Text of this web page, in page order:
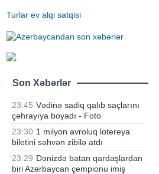
Turlar ev alqi satqisi
Son Xəbərlər
23:45 Vədinə sadiq qalıb saçlarını
çəhrayıya boyadı - Foto
23:30 1 milyon avroluq lotereya
biletini səhvən zibilə atdı
23:29 Dənizdə batan qardaşlardan
biri Azərbaycan çempionu imiş